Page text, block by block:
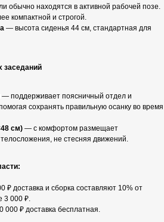
обычно находятся в активной рабочей позе.
компактной и строгой.
— высота сиденья 44 см, стандартная для
заседаний
— поддерживает поясничный отдел и
сохранять правильную осанку во время
см) — с комфортом размещает
не стесняя движений.
доставка и сборка составляют 10% от
3 000 ₽.
₽ доставка бесплатная.